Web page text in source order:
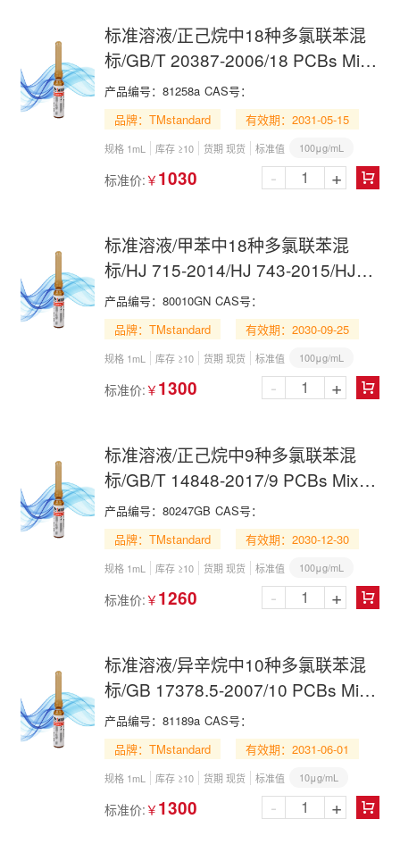
标准溶液/正己烷中18种多氯联苯混
标/GB/T 20387-2006/18 PCBs Mix
in n-Hexane
产品编号： 81258a CAS号：
品牌：TMstandard
有效期：2031-05-15
规格 1mL 库存 ≥10 货期 现货 标准值 100μg/mL
标准价: ￥ 1030 
- +
标准溶液/甲苯中18种多氯联苯混
标/HJ 715-2014/HJ 743-2015/HJ
891-2017/HJ 922-2017/18 PCBs
Mix in Toluene
产品编号： 80010GN CAS号：
品牌：TMstandard
有效期：2030-09-25
规格 1mL 库存 ≥10 货期 现货 标准值 100μg/mL
标准价: ￥ 1300 
- +
标准溶液/正己烷中9种多氯联苯混
标/GB/T 14848-2017/9 PCBs Mix in
n-Hexane
产品编号： 80247GB CAS号：
品牌：TMstandard
有效期：2030-12-30
规格 1mL 库存 ≥10 货期 现货 标准值 100μg/mL
标准价: ￥ 1260 
- +
标准溶液/异辛烷中10种多氯联苯混
标/GB 17378.5-2007/10 PCBs Mix
in Isooctane
产品编号： 81189a CAS号：
品牌：TMstandard
有效期：2031-06-01
规格 1mL 库存 ≥10 货期 现货 标准值 10μg/mL
标准价: ￥ 1300 
- +